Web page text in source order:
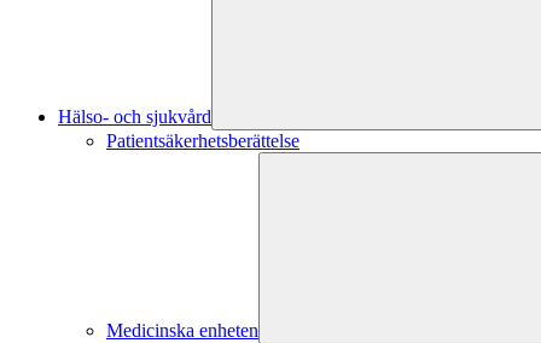
Hälso- och sjukvård
Patientsäkerhetsberättelse
Medicinska enheten